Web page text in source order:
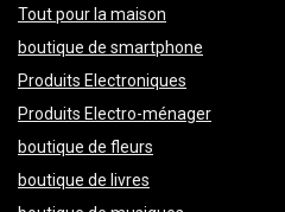
Tout pour la maison
boutique de smartphone
Produits Electroniques
Produits Electro-ménager
boutique de fleurs
boutique de livres